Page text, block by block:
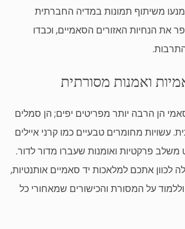
משיתוף תמונות במדיה החברתית
את הנחיות האזורים הסאמיים, וכבדו
ואמנות מסורתית
הן הרבה יותר מפריטים יפים; הן סמלים
עשויות מחומרים טבעיים כמו קרני איילים
משלב פרקטיות ואומנות שעברו מדור לדור.
לכוון אתכם למלאכות יד סאמיים אותנטיות,
על המסורת והכישורים שמאחורי כל